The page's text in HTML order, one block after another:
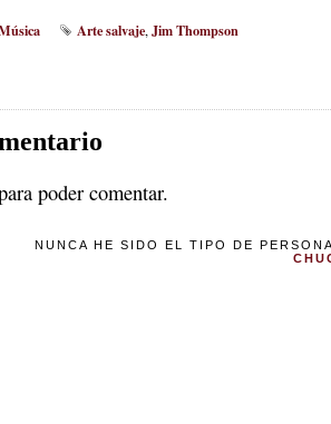
Arte salvaje, Jim Thompson
poder comentar.
NUNCA HE SIDO EL TIPO DE